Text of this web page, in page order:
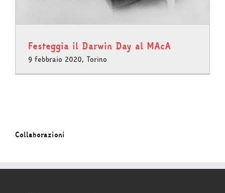
Festeggia il Darwin Day al MAcA
9 febbraio 2020, Torino
Collaborazioni